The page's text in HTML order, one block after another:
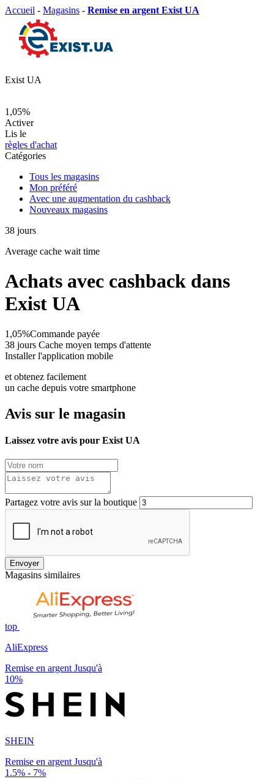
Accueil - Magasins - Remise en argent Exist UA
Exist UA
1,05%
Activer
Lis le
règles d'achat
Catégories
Tous les magasins
Mon préféré
Avec une augmentation du cashback
Nouveaux magasins
38 jours
Average cache wait time
Achats avec cashback dans
Exist UA
1,05%Commande payée
38 jours Cache moyen temps d'attente
Installer l'application mobile
et obtenez facilement
un cache depuis votre smartphone
Avis sur le magasin
Laissez votre avis pour Exist UA
Partagez votre avis sur la boutique
Envoyer
Magasins similaires
top
AliExpress
Remise en argent Jusqu'à
10%
SHEIN
Remise en argent Jusqu'à
1.5% - 7%